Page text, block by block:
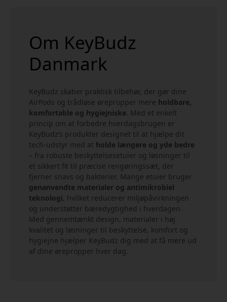
Om KeyBudz
Danmark
KeyBudz skaber praktisk tilbehør, der gør dine
AirPods og trådløse ørepropper mere holdbare,
komfortable og hygiejniske. Med et enkelt
princip om at forbedre hverdagsbrugen er
KeyBudz’s produkter designet til at hjælpe dit
tech-udstyr med at holde længere og yde bedre
– fra robuste beskyttelsesetuier og løsninger til
et sikkert fit til præcise rengøringssæt, der
fjerner snavs og bakterier. Mange etuier bruger
genanvendte materialer og antimikrobiel
teknologi, hvilket reducerer miljøpåvirkningen
og understøtter bæredygtighed i hverdagen.
Med gennemtænkt design, materialer i høj
kvalitet og løsninger til beskyttelse, komfort og
hygiejne hjælper KeyBudz dig med at få mere ud
af dine ørepropper hver dag.